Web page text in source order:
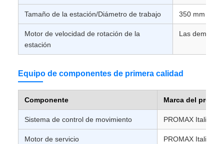
Tamaño de la estación/Diámetro de trabajo 350 mm
Motor de velocidad de rotación de la
estación
Las demás
Equipo de componentes de primera calidad
Componente Marca del
Sistema de control de movimiento PROMAX Italia
Motor de servicio PROMAX Italia